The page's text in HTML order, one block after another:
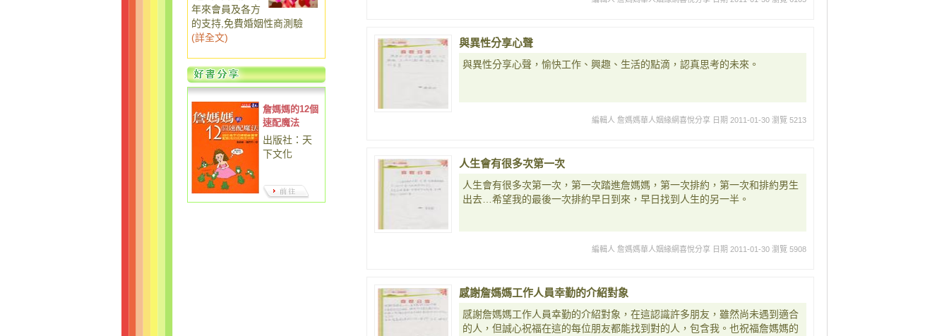
年來會員及各方
的支持,免費婚姻性商測驗
(詳全文)
詹媽媽的12個
速配魔法
出版社：天
下文化
與異性分享心聲
與異性分享心聲，愉快工作、興趣、生活的點滴，認真思考的未來。
編輯人 詹媽媽華人姻緣網喜悅分享 日期 2011-01-30 瀏覽 5213
人生會有很多次第一次
人生會有很多次第一次，第一次踏進詹媽媽，第一次排約，第一次和排約男生
出去…希望我的最後一次排約早日到來，早日找到人生的另一半。
編輯人 詹媽媽華人姻緣網喜悅分享 日期 2011-01-30 瀏覽 5908
感謝詹媽媽工作人員幸勤的介紹對象
感謝詹媽媽工作人員幸勤的介紹對象，在這認識許多朋友，雖然尚未遇到適合
的人，但誠心祝福在這的每位朋友都能找到對的人，包含我。也祝福詹媽媽的